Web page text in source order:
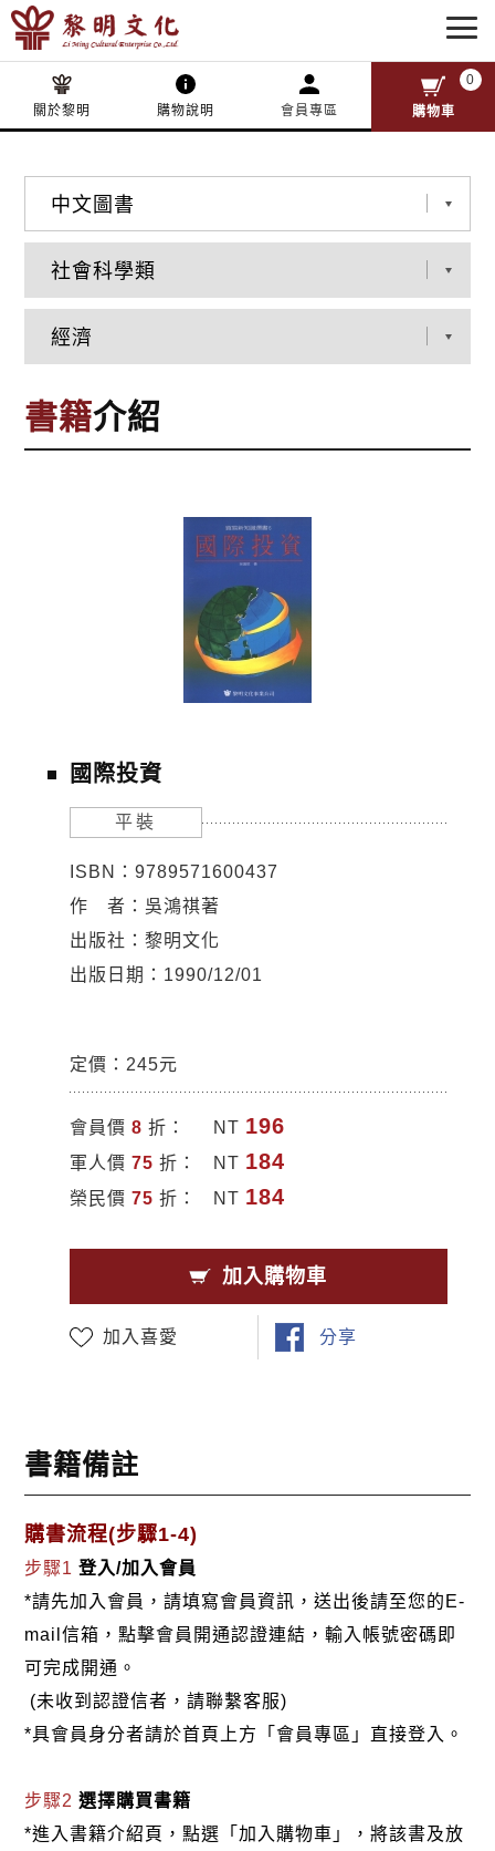
關於黎明 購物說明 會員專區
0
購物車
書籍介紹
國際投資
平裝
ISBN：9789571600437
作 者：吳鴻祺著
出版社：黎明文化
出版日期：1990/12/01
定價：245元
會員價 8 折： NT 196
軍人價 75 折： NT 184
榮民價 75 折： NT 184
加入購物車
加入喜愛 分享
書籍備註
購書流程(步驟1-4)
步驟1登入/加入會員
*請先加入會員，請填寫會員資訊，送出後請至您的E-
mail信箱，點擊會員開通認證連結，輸入帳號密碼即
可完成開通。
(未收到認證信者，請聯繫客服)
*具會員身分者請於首頁上方「會員專區」直接登入。
步驟2選擇購買書籍
*進入書籍介紹頁，點選「加入購物車」，將該書及放